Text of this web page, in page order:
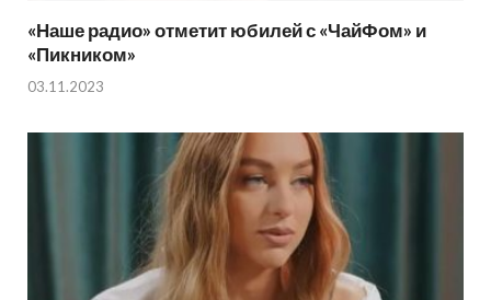
«Наше радио» отметит юбилей с «ЧайФом» и
«Пикником»
03.11.2023